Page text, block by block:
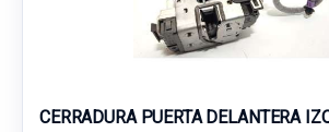
CERRADURA PUERTA DELANTERA